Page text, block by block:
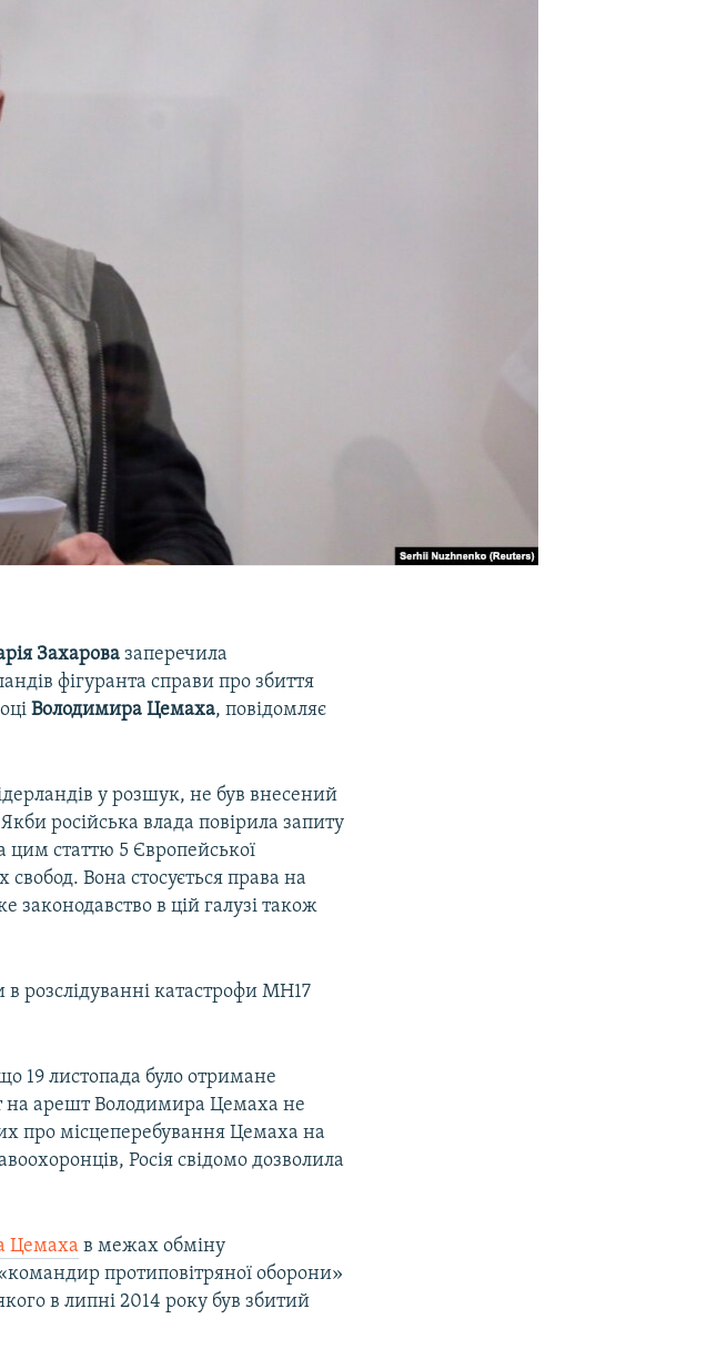
Захаровазаперечила
фігуранта справи про збиття
Володимира Цемаха, повідомляє
у розшук, не був внесений
російська влада повірила запиту
цим статтю 5 Європейської
Вона стосується права на
законодавство в цій галузі також
розслідуванні катастрофи MH17
19 листопада було отримане
на арешт Володимира Цемаха не
про місцеперебування Цемаха на
Росія свідомо дозволила
Цемаха в межах обміну
протиповітряної оборони»
в липні 2014 року був збитий